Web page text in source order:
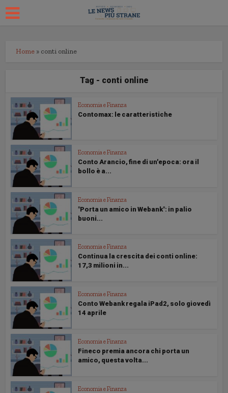
Home » conti online
Tag - conti online
Economia e Finanza
Contomax: le caratteristiche
Economia e Finanza
Conto Arancio, fine di un'epoca: ora il
bollo è a...
Economia e Finanza
"Porta un amico in Webank": in palio
buoni...
Economia e Finanza
Continua la crescita dei conti online:
17,3 milioni in...
Economia e Finanza
Conto Webank regala iPad2, solo giovedì
14 aprile
Economia e Finanza
Fineco premia ancora chi porta un
amico, questa volta...
Economia e Finanza